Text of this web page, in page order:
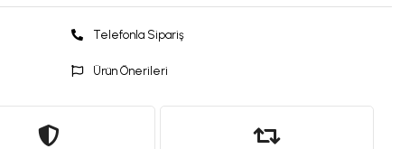
Telefonla Sipariş
Ürün Önerileri